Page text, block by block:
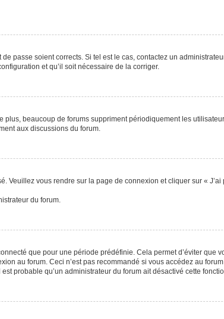
passe soient corrects. Si tel est le cas, contactez un
et qu’il soit nécessaire de la corriger.
beaucoup de forums suppriment périodiquement les
aux discussions du forum.
vous rendre sur la page de connexion et cliquer sur «
du forum.
que pour une période prédéfinie. Cela permet d’éviter que
au forum. Ceci n’est pas recommandé si vous accédez au
probable qu’un administrateur du forum ait désactivé cette